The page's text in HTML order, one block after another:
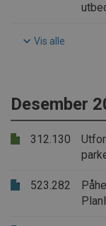
Vis alle
Desember
312.130
523.282